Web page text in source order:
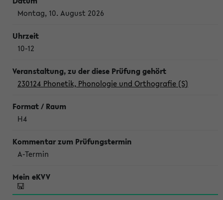
Montag, 10. August 2026
10-12
230124 Phonetik, Phonologie und Orthografie (S)
H4
A-Termin